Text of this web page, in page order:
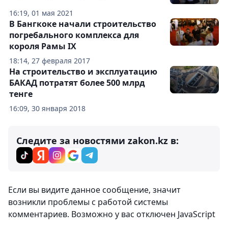
16:19, 01 мая 2021
18:14, 27 февраля 2017
В Бангкоке начали строительство
погребального комплекса для
короля Рамы IX
16:09, 30 января 2018
На строительство и эксплуатацию
БАКАД потратят более 500 млрд
тенге
Следите за новостями zakon.kz в:
Если вы видите данное сообщение, значит
возникли проблемы с работой системы
комментариев. Возможно у вас отключен JavaScript